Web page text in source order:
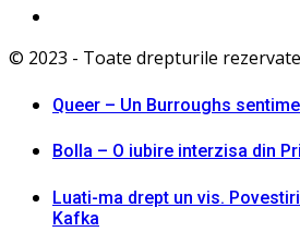
© 2023 - Toate drepturile rezervate
Queer – Un Burroughs
Bolla – O iubire interzisa din
Luati-ma drept un vis.
Kafka